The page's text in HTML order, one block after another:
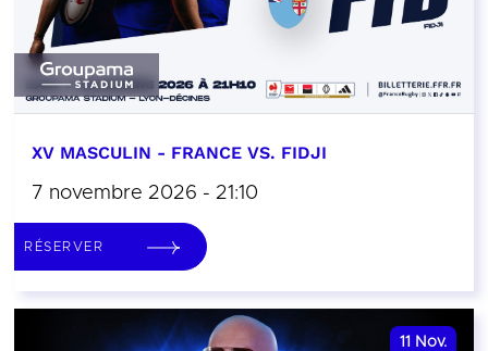
XV MASCULIN - FRANCE VS. FIDJI
7 novembre 2026 - 21:10
RÉSERVER
11 Nov.